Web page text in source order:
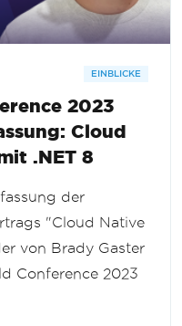
EINBLICKE
2023
Cloud
.NET 8
der
"Cloud Native
von Brady Gaster
Conference 2023